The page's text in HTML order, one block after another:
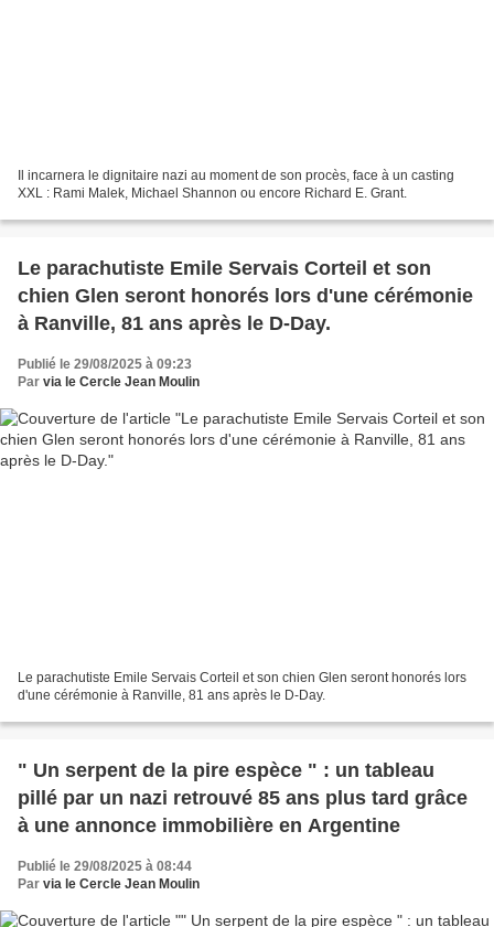
Il incarnera le dignitaire nazi au moment de son procès, face à un casting
XXL : Rami Malek, Michael Shannon ou encore Richard E. Grant.
Le parachutiste Emile Servais Corteil et son
chien Glen seront honorés lors d'une cérémonie
à Ranville, 81 ans après le D-Day.
Publié le 29/08/2025 à 09:23
Par via le Cercle Jean Moulin
Le parachutiste Emile Servais Corteil et son chien Glen seront honorés lors
d'une cérémonie à Ranville, 81 ans après le D-Day.
" Un serpent de la pire espèce " : un tableau
pillé par un nazi retrouvé 85 ans plus tard grâce
à une annonce immobilière en Argentine
Publié le 29/08/2025 à 08:44
Par via le Cercle Jean Moulin